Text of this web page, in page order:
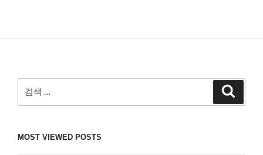
색:
MOST VIEWED POSTS